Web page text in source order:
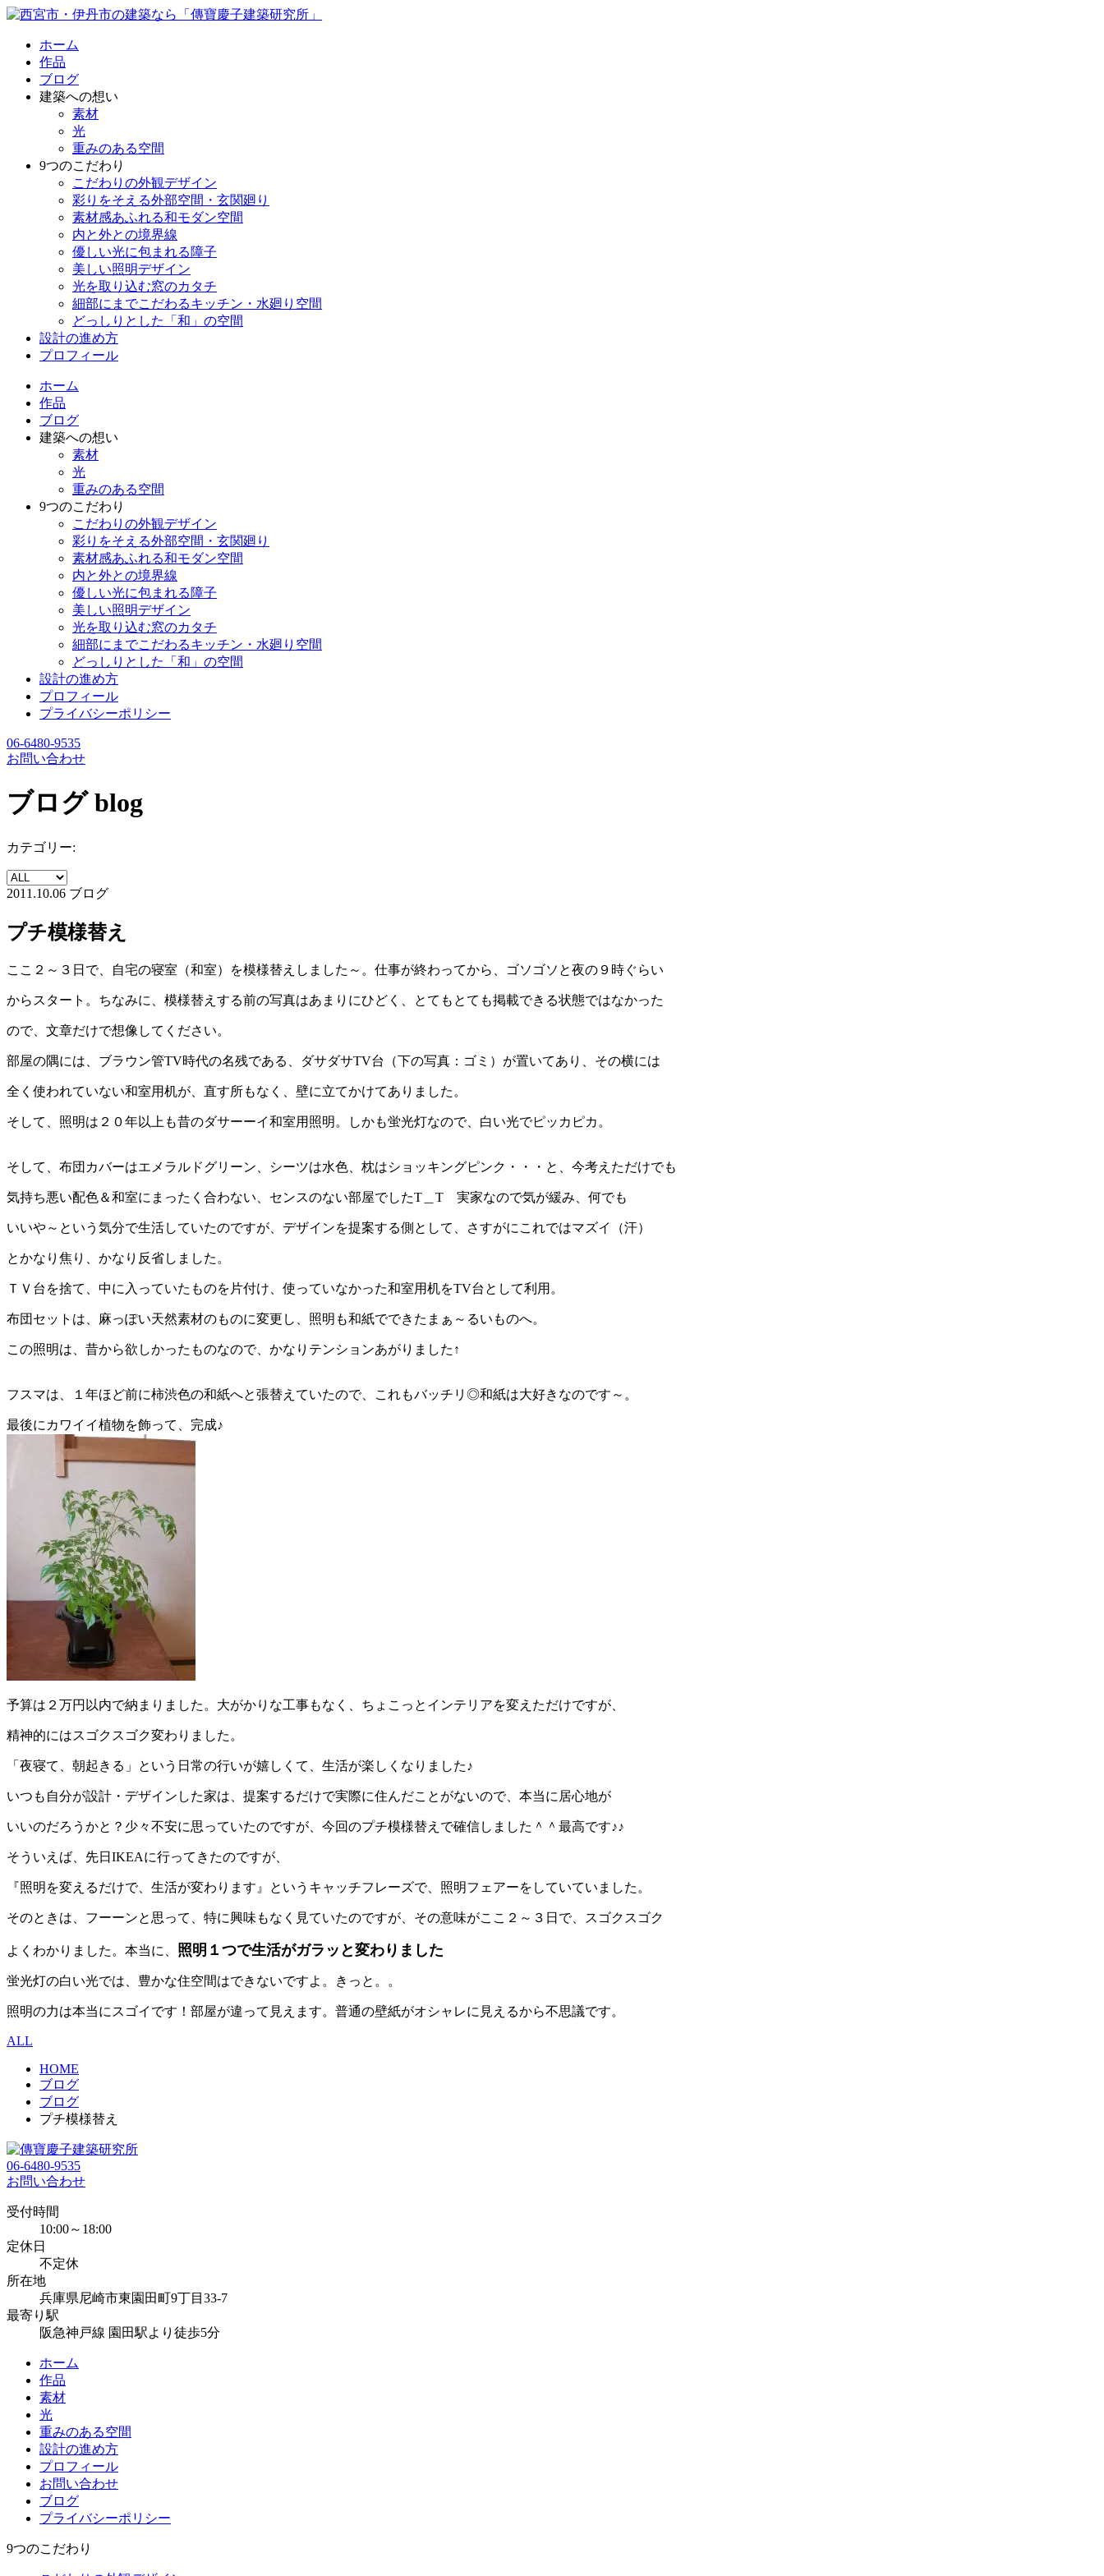
ホーム
作品
ブログ
建築への想い
素材
光
重みのある空間
9つのこだわり
こだわりの外観デザイン
彩りをそえる外部空間・玄関廻り
素材感あふれる和モダン空間
内と外との境界線
優しい光に包まれる障子
美しい照明デザイン
光を取り込む窓のカタチ
細部にまでこだわるキッチン・水廻り空間
どっしりとした「和」の空間
設計の進め方
プロフィール
ホーム
作品
ブログ
建築への想い
素材
光
重みのある空間
9つのこだわり
こだわりの外観デザイン
彩りをそえる外部空間・玄関廻り
素材感あふれる和モダン空間
内と外との境界線
優しい光に包まれる障子
美しい照明デザイン
光を取り込む窓のカタチ
細部にまでこだわるキッチン・水廻り空間
どっしりとした「和」の空間
設計の進め方
プロフィール
プライバシーポリシー
06-6480-9535
お問い合わせ
ブログ blog
カテゴリー:
2011.10.06 ブログ
プチ模様替え
ここ２～３日で、自宅の寝室（和室）を模様替えしました～。仕事が終わってから、ゴソゴソと夜の９時ぐらい
からスタート。ちなみに、模様替えする前の写真はあまりにひどく、とてもとても掲載できる状態ではなかった
ので、文章だけで想像してください。
部屋の隅には、ブラウン管TV時代の名残である、ダサダサTV台（下の写真：ゴミ）が置いてあり、その横には
全く使われていない和室用机が、直す所もなく、壁に立てかけてありました。
そして、照明は２０年以上も昔のダサーーイ和室用照明。しかも蛍光灯なので、白い光でピッカピカ。
そして、布団カバーはエメラルドグリーン、シーツは水色、枕はショッキングピンク・・・と、今考えただけでも
気持ち悪い配色＆和室にまったく合わない、センスのない部屋でしたT＿T 実家なので気が緩み、何でも
いいや～という気分で生活していたのですが、デザインを提案する側として、さすがにこれではマズイ（汗）
とかなり焦り、かなり反省しました。
ＴＶ台を捨て、中に入っていたものを片付け、使っていなかった和室用机をTV台として利用。
布団セットは、麻っぽい天然素材のものに変更し、照明も和紙でできたまぁ～るいものへ。
この照明は、昔から欲しかったものなので、かなりテンションあがりました↑
フスマは、１年ほど前に柿渋色の和紙へと張替えていたので、これもバッチリ◎和紙は大好きなのです～。
最後にカワイイ植物を飾って、完成♪
予算は２万円以内で納まりました。大がかりな工事もなく、ちょこっとインテリアを変えただけですが、
精神的にはスゴクスゴク変わりました。
「夜寝て、朝起きる」という日常の行いが嬉しくて、生活が楽しくなりました♪
いつも自分が設計・デザインした家は、提案するだけで実際に住んだことがないので、本当に居心地が
いいのだろうかと？少々不安に思っていたのですが、今回のプチ模様替えで確信しました＾＾最高です♪♪
そういえば、先日IKEAに行ってきたのですが、
『照明を変えるだけで、生活が変わります』というキャッチフレーズで、照明フェアーをしていていました。
そのときは、フーーンと思って、特に興味もなく見ていたのですが、その意味がここ２～３日で、スゴクスゴク
よくわかりました。本当に、 照明１つで生活がガラッと変わりました
蛍光灯の白い光では、豊かな住空間はできないですよ。きっと。。
照明の力は本当にスゴイです！部屋が違って見えます。普通の壁紙がオシャレに見えるから不思議です。
ALL
HOME
ブログ
ブログ
プチ模様替え
06-6480-9535
お問い合わせ
受付時間
10:00～18:00
定休日
不定休
所在地
兵庫県尼崎市東園田町9丁目33-7
最寄り駅
阪急神戸線 園田駅より徒歩5分
ホーム
作品
素材
光
重みのある空間
設計の進め方
プロフィール
お問い合わせ
ブログ
プライバシーポリシー
9つのこだわり